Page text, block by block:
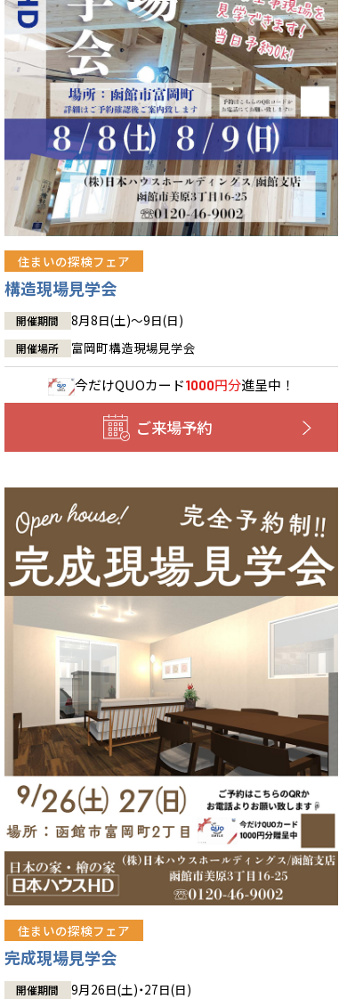
住まいの探検フェア
構造現場見学会
開催期間 8月8日(土)～9日(日)
開催場所 富岡町構造現場見学会
今だけQUOカード1000円分進呈中！
ご来場予約
住まいの探検フェア
完成現場見学会
開催期間 9月26日(土)・27日(日)
道央
道北
青森
秋田
宮城
福島
甲信越・北陸
新潟
富山
石川
福井
関東
神奈川
埼玉
千葉
茨城
栃木
群馬
岐阜
静岡
三重
大阪
京都
兵庫
奈良
滋賀
中国・四国
岡山
香川
愛媛
鳥取
徳島
高知
九州
福岡
佐賀
熊本
長崎
沖縄
分譲マンション
※現住所のある都道府県以外の建築予定地の方でも
現住所の有るお近くの展示場又は店舗にお問合せください。
移住の計画の方もご相談対応します。お気軽にご相談ください。
道央
苫小牧千歳
小樽
道北
旭川
道南
函館
室蘭
道東
帯広
釧路
青森県
八戸
青森
秋田県
秋田
岩手県
盛岡
北上
山形県
山形
宮城県
仙台
福島県
郡山
福島
いわき
会津
甲信越・北陸
新潟県
新潟
長岡
甲府
長野県
長野
松本
富山県
富山
石川県
金沢
福井県
福井
関東
東京都
世田谷
八王子
神奈川県
横浜
湘南
相模
埼玉県
埼玉
所沢
千葉県
千葉
茨城県
水戸
栃木県
宇都宮
小山
群馬
伊勢崎
愛知県
名古屋
豊橋
岐阜県
岐阜
静岡県
静岡
浜松
三重県
四日市
大阪府
大阪
京都府
京都
兵庫県
姫路
奈良県
奈良
中国・四国
岡山県
岡山
香川県
高松
愛媛県
九州
福岡県
福岡
佐賀県
佐賀
熊本県
熊本
大分県
大分
宮崎